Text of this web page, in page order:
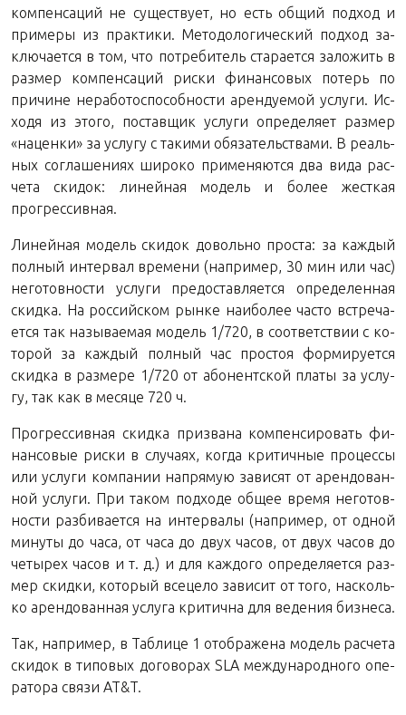
ком­пен­са­ций не су­ще­ству­ет, но есть общий под­ход и
при­ме­ры из прак­ти­ки. Ме­то­до­ло­ги­че­ский под­ход за­
клю­ча­ет­ся в том, что по­тре­би­тель ста­ра­ет­ся за­ло­жить в
раз­мер ком­пен­са­ций риски фи­нан­со­вых по­терь по
при­чине нера­бо­то­спо­соб­но­сти арен­ду­е­мой услу­ги. Ис­
хо­дя из этого, по­став­щик услу­ги опре­де­ля­ет раз­мер
«на­цен­ки» за услу­гу с та­ки­ми обя­за­тель­ства­ми. В ре­аль­
ных со­гла­ше­ни­ях ши­ро­ко при­ме­ня­ют­ся два вида рас­
че­та ски­док: ли­ней­ная мо­дель и более жест­кая
прогрессивная.
Ли­ней­ная мо­дель ски­док до­воль­но про­ста: за каж­дый
пол­ный ин­тер­вал вре­ме­ни (на­при­мер, 30 мин или час)
него­тов­но­сти услу­ги предо­став­ля­ет­ся опре­де­лен­ная
скид­ка. На рос­сий­ском рынке наи­бо­лее часто встре­ча­
ет­ся так на­зы­ва­е­мая мо­дель 1/720, в со­от­вет­ствии с ко­
то­рой за каж­дый пол­ный час про­стоя фор­ми­ру­ет­ся
скид­ка в раз­ме­ре 1/720 от або­нент­ской платы за услу­
гу, так как в ме­ся­це 720 ч.
Про­грес­сив­ная скид­ка при­зва­на ком­пен­си­ро­вать фи­
нан­со­вые риски в слу­ча­ях, когда кри­тич­ные про­цес­сы
или услу­ги ком­па­нии на­пря­мую за­ви­сят от арен­до­ван­
ной услу­ги. При таком под­хо­де общее время него­тов­
но­сти раз­би­ва­ет­ся на ин­тер­ва­лы (на­при­мер, от одной
ми­ну­ты до часа, от часа до двух часов, от двух часов до
че­ты­рех часов и т. д.) и для каж­до­го опре­де­ля­ет­ся раз­
мер скид­ки, ко­то­рый все­це­ло за­ви­сит от того, на­сколь­
ко арен­до­ван­ная услу­га кри­тич­на для ве­де­ния бизнеса.
Так, на­при­мер, в Таб­ли­це 1 отоб­ра­же­на мо­дель рас­че­та
ски­док в ти­по­вых до­го­во­рах SLA меж­ду­на­род­но­го опе­
ра­то­ра связи AT&T.